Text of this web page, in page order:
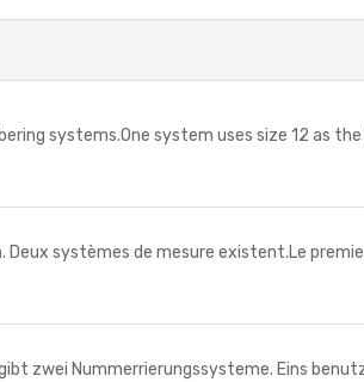
systems.One system uses size 12 as
Deux systèmes de mesure existent.Le
zwei Nummerrierungssysteme. Eins